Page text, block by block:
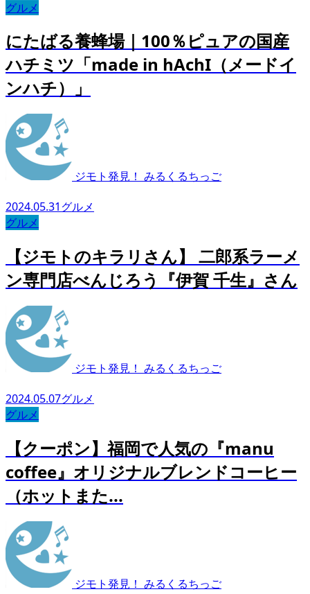
グルメ
にたばる養蜂場｜100％ピュアの国産
ハチミツ「made in hAchI（メードイ
ンハチ）」
ジモト発見！ みるくるちっご
2024.05.31グルメ
グルメ
【ジモトのキラリさん】 二郎系ラーメ
ン専門店べんじろう『伊賀 千生』さん
ジモト発見！ みるくるちっご
2024.05.07グルメ
グルメ
【クーポン】福岡で人気の『manu
coffee』オリジナルブレンドコーヒー
（ホットまた...
ジモト発見！ みるくるちっご